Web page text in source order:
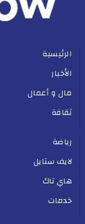
الرئيسية
الأخبار
مال و أعمال
ثقافة
رياضة
لايف ستايل
هاي تاك
خدمات